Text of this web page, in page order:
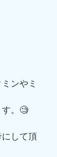
ンやミ
。🧐
して頂